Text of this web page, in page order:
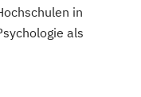
in
als